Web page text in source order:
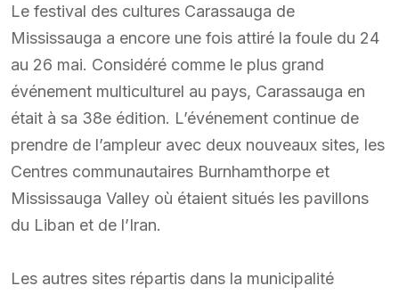
Le festival des cultures Carassauga de
Mississauga a encore une fois attiré la foule du 24
au 26 mai. Considéré comme le plus grand
événement multiculturel au pays, Carassauga en
était à sa 38e édition. L’événement continue de
prendre de l’ampleur avec deux nouveaux sites, les
Centres communautaires Burnhamthorpe et
Mississauga Valley où étaient situés les pavillons
du Liban et de l’Iran.
Les autres sites répartis dans la municipalité